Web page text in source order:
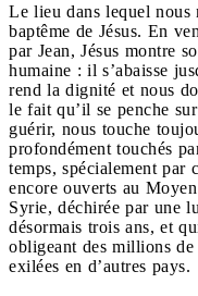
Le lieu dans lequel nous
baptême de Jésus. En
par Jean, Jésus montre
humaine : il s’abaisse
rend la dignité et nous
le fait qu’il se penche
guérir, nous touche
profondément touchés
temps, spécialement par
encore ouverts au
Syrie, déchirée par une
désormais trois ans, et
obligeant des millions de
exilées en d’autres pays.